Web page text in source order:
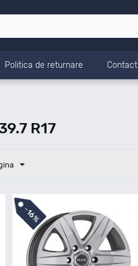
Politica de returnare Contact
R17
-16%